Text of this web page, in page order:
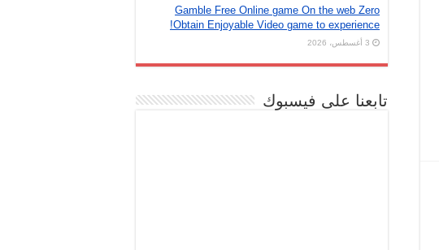
Gamble Free Online game On the web Zero
Obtain Enjoyable Video game to experience!
3 أغسطس، 2026
تابعنا على فيسبوك